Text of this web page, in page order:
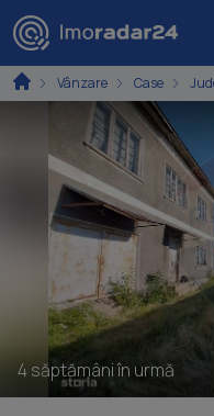
Vânzare Case
4 săptămâni în urmă